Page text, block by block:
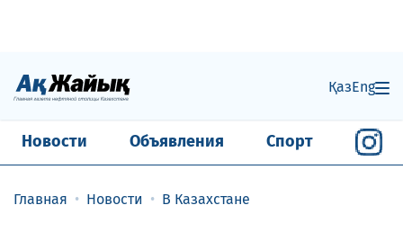
ҚазEng
Новости Объявления Спорт
Главная Новости В Казахстане